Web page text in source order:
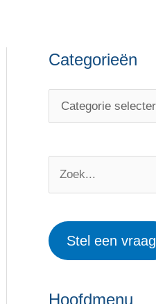
Categorieën
C
g
e
n
e
k
a
Stel een vraag
Hoofdmenu
O
r
p
n